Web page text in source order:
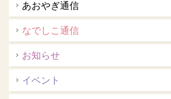
あおやぎ通信
なでしこ通信
お知らせ
イベント